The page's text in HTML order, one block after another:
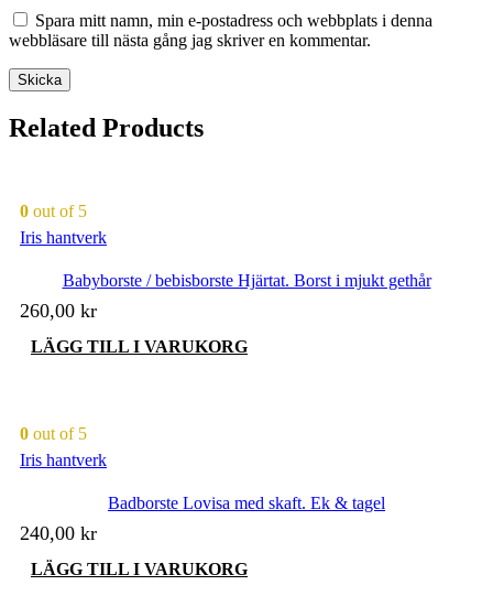
Spara mitt namn, min e-postadress och webbplats i denna
webbläsare till nästa gång jag skriver en kommentar.
Related Products
0 out of 5
Iris hantverk
Babyborste / bebisborste Hjärtat. Borst i mjukt gethår
260,00 kr
LÄGG TILL I VARUKORG
0 out of 5
Iris hantverk
Badborste Lovisa med skaft. Ek & tagel
240,00 kr
LÄGG TILL I VARUKORG